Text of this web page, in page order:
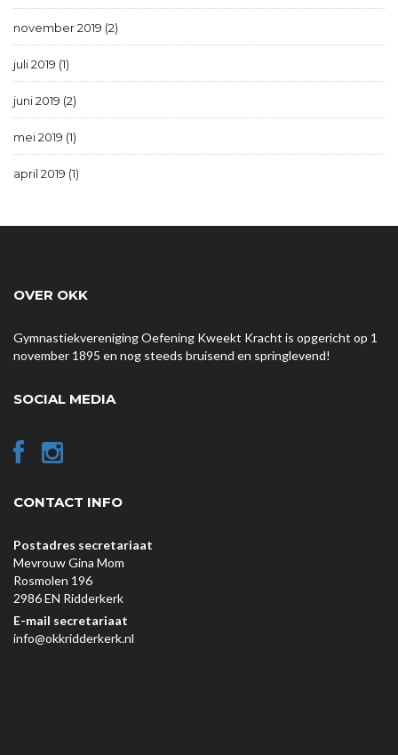
november 2019 (2)
juli 2019 (1)
juni 2019 (2)
mei 2019 (1)
april 2019 (1)
OVER OKK
Gymnastiekvereniging Oefening Kweekt Kracht is opgericht op 1
november 1895 en nog steeds bruisend en springlevend!
SOCIAL MEDIA
CONTACT INFO
Postadres secretariaat
Mevrouw Gina Mom
Rosmolen 196
2986 EN Ridderkerk
E-mail secretariaat
info@okkridderkerk.nl